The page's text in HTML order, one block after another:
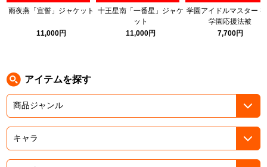
パックマン
ナムコクラシック
ガンダムシリーズ
雨夜燕「宣誓」ジャケット
11,000円
十王星南「一番星」ジャケ
ット
11,000円
学園アイドルマスター
学園応援法被
7,700円
アイテムを探す